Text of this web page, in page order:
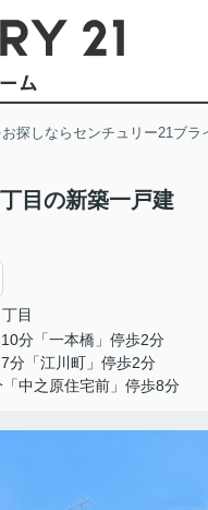
探しならセンチュリー21ブラ
目の新築一戸建
丁目
分「一本橋」停歩2分
分「江川町」停歩2分
中之原住宅前」停歩8分